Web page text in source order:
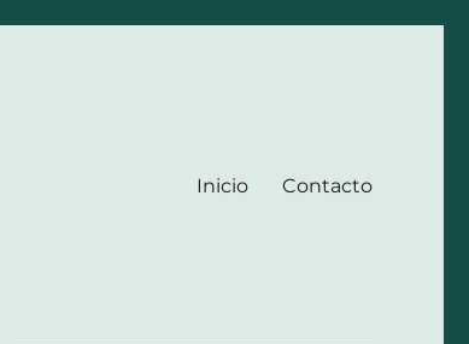
Inicio Contacto